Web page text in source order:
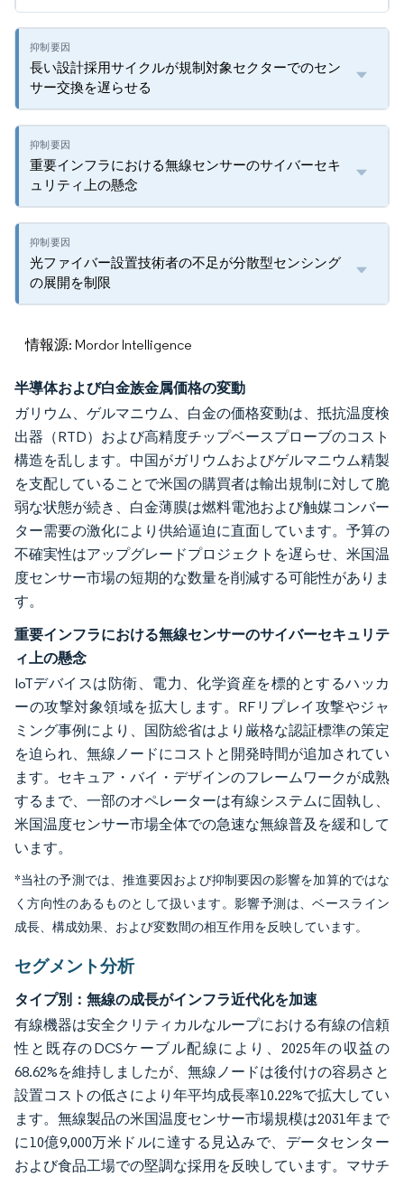
長い設計採用サイクルが規制対象セクターでのセン
サー交換を遅らせる
重要インフラにおける無線センサーのサイバーセキ
ュリティ上の懸念
光ファイバー設置技術者の不足が分散型センシング
の展開を制限
情報源: Mordor Intelligence
半導体および白金族金属価格の変動
ガリウム、ゲルマニウム、白金の価格変動は、抵抗温度検
出器（RTD）および高精度チップベースプローブのコスト
構造を乱します。中国がガリウムおよびゲルマニウム精製
を支配していることで米国の購買者は輸出規制に対して脆
弱な状態が続き、白金薄膜は燃料電池および触媒コンバー
ター需要の激化により供給逼迫に直面しています。予算の
不確実性はアップグレードプロジェクトを遅らせ、米国温
度センサー市場の短期的な数量を削減する可能性がありま
す。
重要インフラにおける無線センサーのサイバーセキュリテ
ィ上の懸念
IoTデバイスは防衛、電力、化学資産を標的とするハッカ
ーの攻撃対象領域を拡大します。RFリプレイ攻撃やジャ
ミング事例により、国防総省はより厳格な認証標準の策定
を迫られ、無線ノードにコストと開発時間が追加されてい
ます。セキュア・バイ・デザインのフレームワークが成熟
するまで、一部のオペレーターは有線システムに固執し、
米国温度センサー市場全体での急速な無線普及を緩和して
います。
*当社の予測では、推進要因および抑制要因の影響を加算的ではな
く方向性のあるものとして扱います。影響予測は、ベースライン
成長、構成効果、および変数間の相互作用を反映しています。
セグメント分析
タイプ別：無線の成長がインフラ近代化を加速
有線機器は安全クリティカルなループにおける有線の信頼
性と既存のDCSケーブル配線により、2025年の収益の
68.62%を維持しましたが、無線ノードは後付けの容易さと
設置コストの低さにより年平均成長率10.22%で拡大してい
ます。無線製品の米国温度センサー市場規模は2031年まで
に10億9,000万米ドルに達する見込みで、データセンター
および食品工場での堅調な採用を反映しています。マサチ